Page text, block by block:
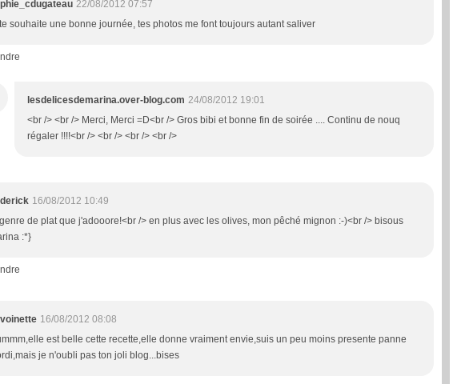
22/08/2012 07:57
souhaite une bonne journée, tes photos me font toujours autant saliver
lesdelicesdemarina.over-blog.com 24/08/2012 19:01
<br /> <br /> Merci, Merci =D<br /> Gros bibi et bonne fin de soirée .... Continu de nouq
régaler !!!!<br /> <br /> <br /> <br />
16/08/2012 10:49
de plat que j'adooore!<br /> en plus avec les olives, mon pêché mignon :-)<br /> bisous
:*}
16/08/2012 08:08
est belle cette recette,elle donne vraiment envie,suis un peu moins presente panne
je n'oubli pas ton joli blog...bises